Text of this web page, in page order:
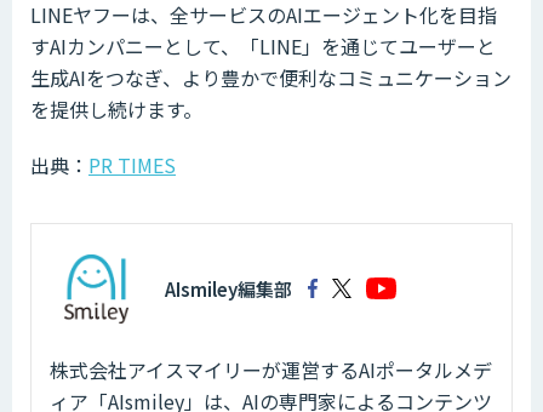
LINEヤフーは、全サービスのAIエージェント化を目指
すAIカンパニーとして、「LINE」を通じてユーザーと
生成AIをつなぎ、より豊かで便利なコミュニケーション
を提供し続けます。
出典： PR TIMES
AIsmiley編集部
株式会社アイスマイリーが運営するAIポータルメデ
ィア「AIsmiley」は、AIの専門家によるコンテンツ